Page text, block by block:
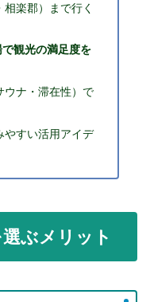
楽郡）まで行く
観光の満足度を
ウナ・滞在性）で
やすい活用アイデ
ぶメリット